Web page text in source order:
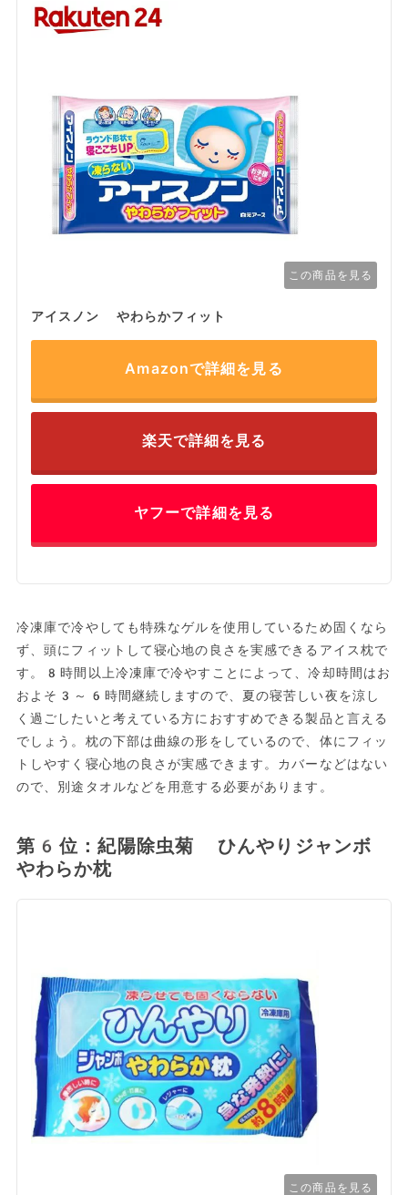
この商品を見る
アイスノン やわらかフィット
Amazonで詳細を見る
楽天で詳細を見る
ヤフーで詳細を見る
冷凍庫で冷やしても特殊なゲルを使用しているため固くなら
ず、頭にフィットして寝心地の良さを実感できるアイス枕で
す。8時間以上冷凍庫で冷やすことによって、冷却時間はお
およそ3～6時間継続しますので、夏の寝苦しい夜を涼し
く過ごしたいと考えている方におすすめできる製品と言える
でしょう。枕の下部は曲線の形をしているので、体にフィッ
トしやすく寝心地の良さが実感できます。カバーなどはない
ので、別途タオルなどを用意する必要があります。
第6位：紀陽除虫菊 ひんやりジャンボ
やわらか枕
この商品を見る